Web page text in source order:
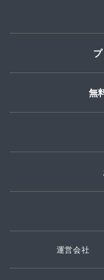
無
運営会社